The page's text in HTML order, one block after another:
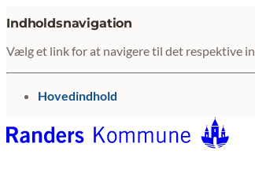
Indholdsnavigation
Vælg et link for at navigere til det respektive
gå til
Hovedindhold